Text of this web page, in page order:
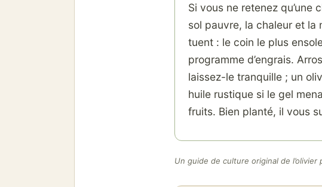
Si vous ne retenez qu’une
sol pauvre, la chaleur et la
tuent : le coin le plus
programme d’engrais.
laissez-le tranquille ; un
huile rustique si le gel
fruits. Bien planté, il vous
Un guide de culture original de l’olivier